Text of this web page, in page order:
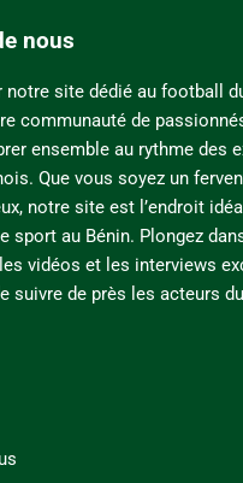
nous
notre site dédié au football
communauté de
ensemble au rythme des
Que vous soyez un
notre site est l’endroit
sport au Bénin. Plongez
vidéos et les interviews
suivre de près les acteurs